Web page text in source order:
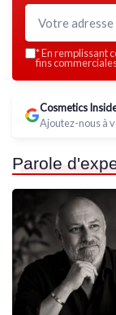
*En remplissant
fins
Cosmetics
Ajoutez-nous à
Parole